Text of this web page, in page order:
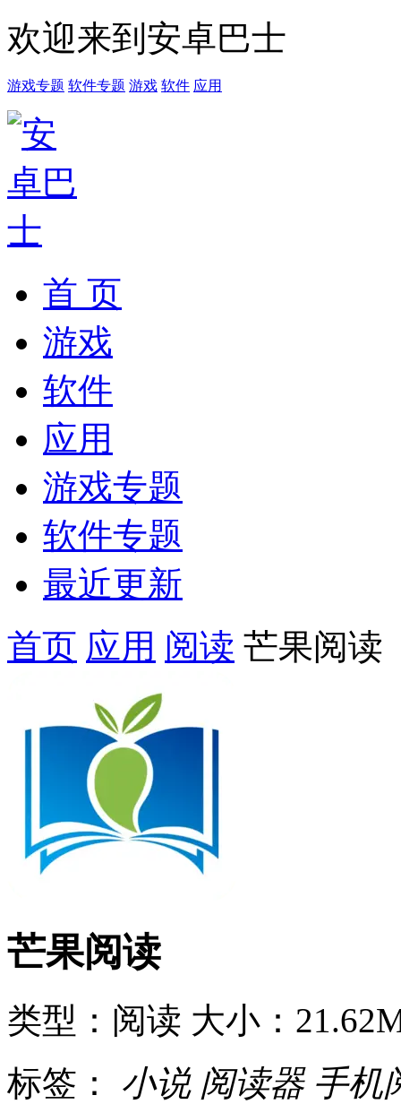
欢迎来到安卓巴士
游戏专题 软件专题 游戏 软件 应用
首 页
游戏
软件
应用
游戏专题
软件专题
最近更新
首页 应用 阅读 芒果阅读
芒果阅读
类型：阅读 大小：
标签： 小说 阅读器 手机